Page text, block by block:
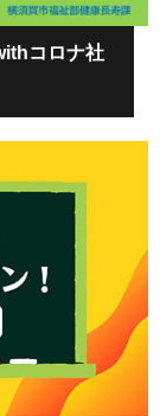
コロナ社